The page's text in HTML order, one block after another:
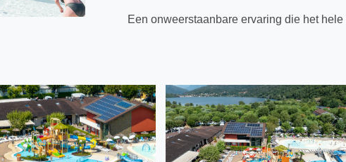
Een onweerstaanbare ervaring die het